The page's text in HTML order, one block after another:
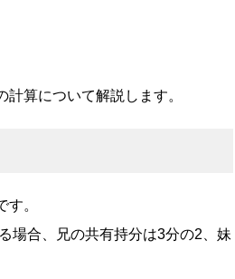
算について解説します。
。
場合、兄の共有持分は3分の2、妹